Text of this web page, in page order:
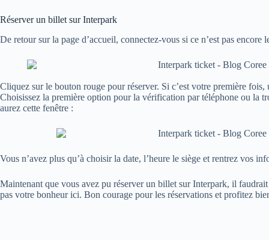
Réserver un billet sur Interpark
De retour sur la page d’accueil, connectez-vous si ce n’est pas
Cliquez sur le bouton rouge pour réserver. Si c’est votre première
Choisissez la première option pour la vérification par téléphone ou la
aurez cette fenêtre :
Vous n’avez plus qu’à choisir la date, l’heure le siège et rentrez vos
Maintenant que vous avez pu réserver un billet sur Interpark, il
pas votre bonheur ici. Bon courage pour les réservations et profitez